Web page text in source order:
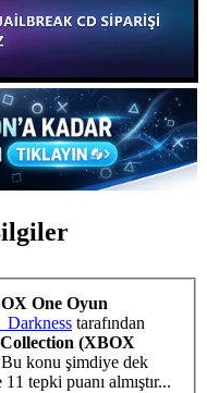
One Oyun
tarafından
(XBOX
0 yorum ve 11 tepki puanı almıştır...